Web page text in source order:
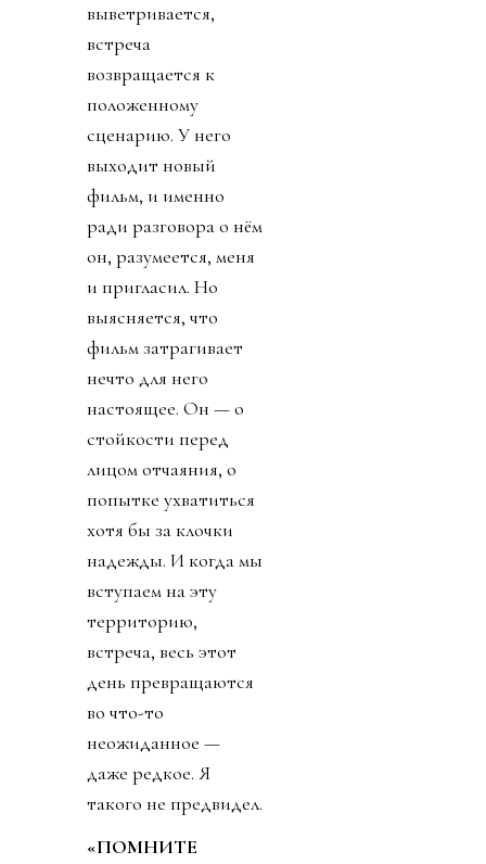
выветривается,
встреча
возвращается к
положенному
сценарию. У него
выходит новый
фильм, и именно
ради разговора о нём
он, разумеется, меня
и пригласил. Но
выясняется, что
фильм затрагивает
нечто для него
настоящее. Он — о
стойкости перед
лицом отчаяния, о
попытке ухватиться
хотя бы за клочки
надежды. И когда мы
вступаем на эту
территорию,
встреча, весь этот
день превращаются
во что-то
неожиданное —
даже редкое. Я
такого не предвидел.
«ПОМНИТЕ